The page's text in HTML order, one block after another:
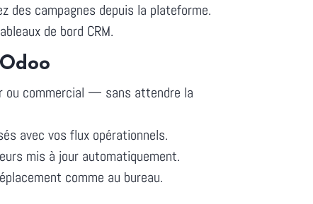
des campagnes depuis la plateforme.
de bord CRM.
ou commercial — sans attendre la
avec vos flux opérationnels.
mis à jour automatiquement.
comme au bureau.